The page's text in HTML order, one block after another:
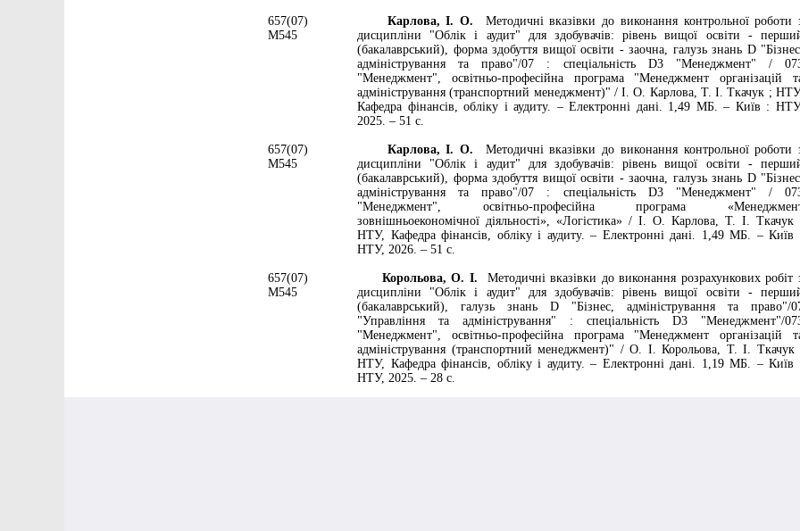
657(07)
М545
Карлова, І. О. Методичні вказівки до виконання контрольної роботи
дисципліни "Облік і аудит" для здобувачів: рівень вищої освіти -
(бакалаврський), форма здобуття вищої освіти - заочна, галузь знань D "Бізнес,
адміністрування та право"/07 : спеціальність D3 "Менеджмент" /
"Менеджмент", освітньо-професійна програма "Менеджмент організацій
адміністрування (транспортний менеджмент)" / І. О. Карлова, Т. І. Ткачук ;
Кафедра фінансів, обліку і аудиту. – Електронні дані. 1,49 МБ. – Київ :
2025. – 51 с.
657(07)
М545
Карлова, І. О. Методичні вказівки до виконання контрольної роботи
дисципліни "Облік і аудит" для здобувачів: рівень вищої освіти -
(бакалаврський), форма здобуття вищої освіти - заочна, галузь знань D "Бізнес,
адміністрування та право"/07 : спеціальність D3 "Менеджмент" /
"Менеджмент", освітньо-професійна програма
зовнішньоекономічної діяльності», «Логістика» / І. О. Карлова, Т. І. Ткачук
НТУ, Кафедра фінансів, обліку і аудиту. – Електронні дані. 1,49 МБ. – Київ
НТУ, 2026. – 51 с.
657(07)
М545
Корольова, О. І. Методичні вказівки до виконання розрахункових робіт
дисципліни "Облік і аудит" для здобувачів: рівень вищої освіти -
(бакалаврський), галузь знань D "Бізнес, адміністрування та право"/
"Управління та адміністрування" : спеціальність D3 "Менеджмент"/
"Менеджмент", освітньо-професійна програма "Менеджмент організацій
адміністрування (транспортний менеджмент)" / О. І. Корольова, Т. І. Ткачук
НТУ, Кафедра фінансів, обліку і аудиту. – Електронні дані. 1,19 МБ. – Київ
НТУ, 2025. – 28 с.